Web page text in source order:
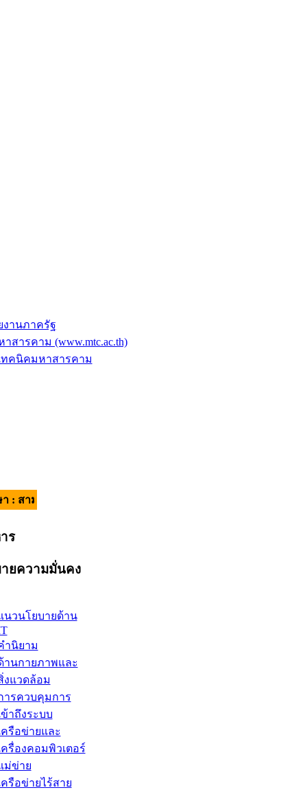
งานภาครัฐ
ารคาม (www.mtc.ac.th)
ทคนิคมหาสารคาม
คี มีวินัย ใส่ใจบริการ | อัตลักษณ์ของผู้เรียน : วินัยดี มีทักษะ |
ร
ยความมั่นคง
นวนโยบายด้าน
ำนิยาม
านกายภาพและ
งแวดล้อม
ารควบคุมการ
ข้าถึงระบบ
ครือข่ายและ
ครื่องคอมพิวเตอร์
ม่ข่าย
ครือข่ายไร้สาย